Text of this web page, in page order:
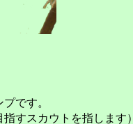
です。
すスカウトを指します）